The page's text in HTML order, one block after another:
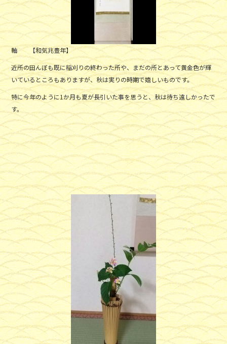
軸 【和気兆豊年】
近所の田んぼも既に稲刈りの終わった所や、まだの所とあって黄金色が輝
いているところもありますが、秋は実りの時期で嬉しいものです。
特に今年のように1か月も夏が長引いた事を思うと、秋は待ち遠しかったで
す。